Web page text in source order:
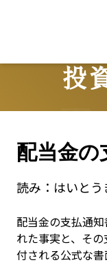
投
配当金の
読み： はいと
配当金の支払通
れた事実と、そ
付される公式な書